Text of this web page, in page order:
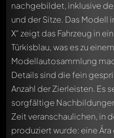
nachgebildet, inklusive
und der Sitze. Das Modell
X“ zeigt das Fahrzeug in
Türkisblau, was es zu
Modellautosammlung
Details sind die fein
Anzahl der Zierleisten. Es
sorgfältige
Zeit veranschaulichen, in
produziert wurde: eine